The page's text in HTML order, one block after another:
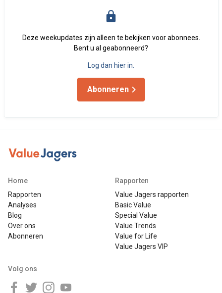
Deze weekupdates zijn alleen te bekijken voor abonnees.
Bent u al geabonneerd?
Log dan hier in.
Abonneren
Home
Rapporten
Analyses
Blog
Over ons
Abonneren
Rapporten
Value Jagers rapporten
Basic Value
Special Value
Value Trends
Value for Life
Value Jagers VIP
Volg ons